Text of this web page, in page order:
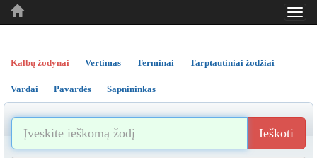
..
..
Kalbų žodynai Vertimas Terminai Tarptautiniai žodžiai
Vardai Pavardės Sapnininkas
Ieškoti